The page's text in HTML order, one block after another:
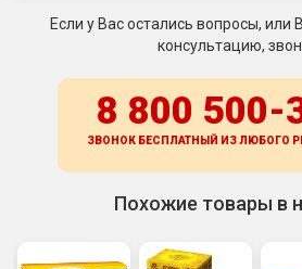
Если у Вас остались вопросы, или
консультацию,
8 800 500-
ЗВОНОК БЕСПЛАТНЫЙ ИЗ ЛЮБОГО
Похожие товары в